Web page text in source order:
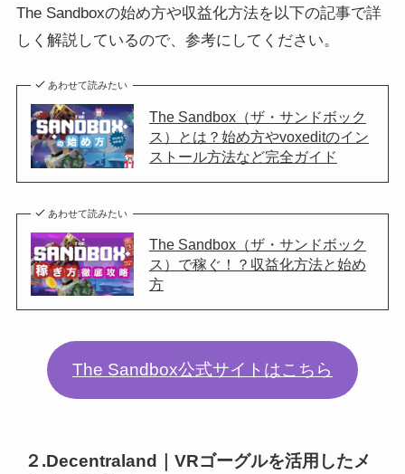
The Sandboxの始め方や収益化方法を以下の記事で詳
しく解説しているので、参考にしてください。
あわせて読みたい
The Sandbox（ザ・サンドボック
ス）とは？始め方やvoxeditのイン
ストール方法など完全ガイド
あわせて読みたい
The Sandbox（ザ・サンドボック
ス）で稼ぐ！？収益化方法と始め
方
The Sandbox公式サイトはこちら
２.Decentraland｜VRゴーグルを活用したメ